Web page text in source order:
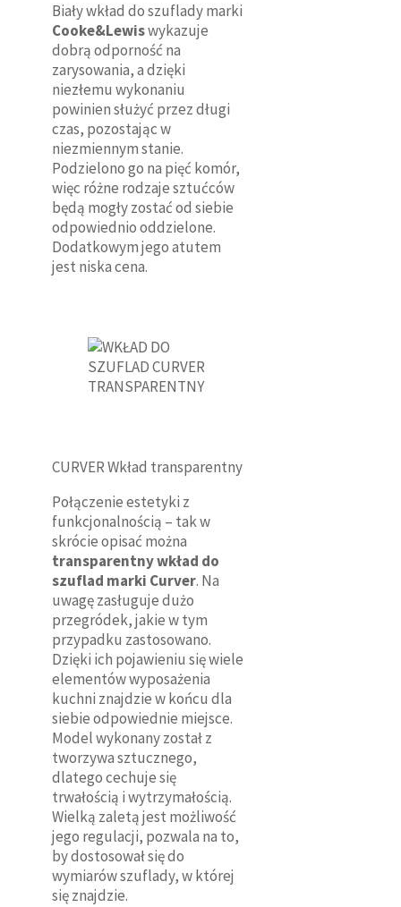
Biały wkład do szuflady marki
Cooke&Lewiswykazuje
dobrą odporność na
zarysowania, a dzięki
niezłemu wykonaniu
powinien służyć przez długi
czas, pozostając w
niezmiennym stanie.
Podzielono go na pięć komór,
więc różne rodzaje sztućców
będą mogły zostać od siebie
odpowiednio oddzielone.
Dodatkowym jego atutem
jest niska cena.
CURVER Wkład transparentny
Połączenie estetyki z
funkcjonalnością – tak w
skrócie opisać można
transparentny wkład do
szuflad marki Curver. Na
uwagę zasługuje dużo
przegródek, jakie w tym
przypadku zastosowano.
Dzięki ich pojawieniu się wiele
elementów wyposażenia
kuchni znajdzie w końcu dla
siebie odpowiednie miejsce.
Model wykonany został z
tworzywa sztucznego,
dlatego cechuje się
trwałością i wytrzymałością.
Wielką zaletą jest możliwość
jego regulacji, pozwala na to,
by dostosował się do
wymiarów szuflady, w której
się znajdzie.